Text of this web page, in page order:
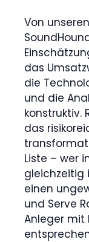
Von
das
die
und die
konstruktiv.
das
Liste – wer
gleichzeitig
einen
und Serve
Anleger mit